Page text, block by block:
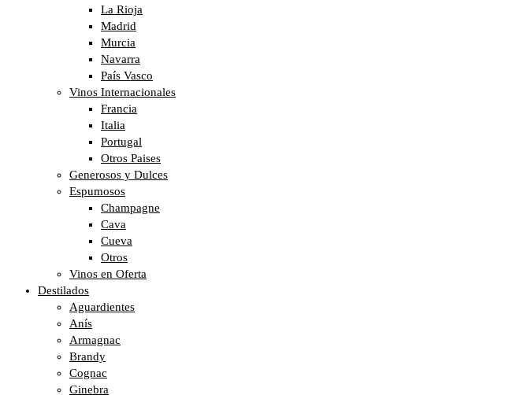
La Rioja
Madrid
Murcia
Navarra
País Vasco
Vinos Internacionales
Francia
Italia
Portugal
Otros Paises
Generosos y Dulces
Espumosos
Champagne
Cava
Cueva
Otros
Vinos en Oferta
Destilados
Aguardientes
Anís
Armagnac
Brandy
Cognac
Ginebra